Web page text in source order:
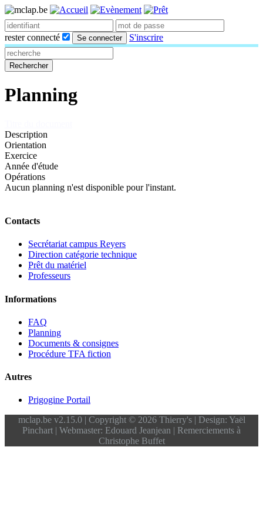
rester connecté Se connecter S'inscrire
Rechercher
Planning
Description
Orientation
Exercice
Année d'étude
Opérations
Aucun planning n'est disponible pour l'instant.
Contacts
Secrétariat campus Reyers
Direction catégorie technique
Prêt du matériel
Professeurs
Informations
FAQ
Planning
Documents & consignes
Procédure TFA fiction
Autres
Prigogine Portail
mclap.be v2.15.0 | Copyright © 2026 Thierry's | Design: Yaël
Pinchart | Webmaster: Edouard Jeanjean | Remerciements à
Christophe Buffet